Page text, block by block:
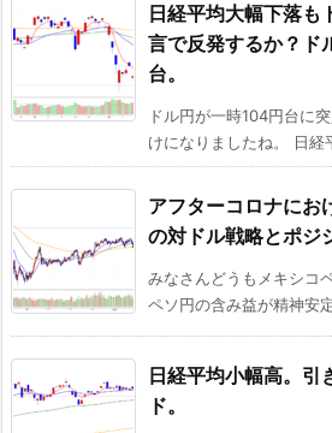
日経平均大幅下落も
言で反発するか？ド
台。
ドル円が一時104円台に
けになりましたね。 日経
アフターコロナにお
の対ドル戦略とポジ
みなさんどうもメキシコ
ペソ円の含み益が精神安
日経平均小幅高。引
ド。